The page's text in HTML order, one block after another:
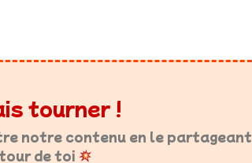
tourner !
notre contenu en le partageant
de toi